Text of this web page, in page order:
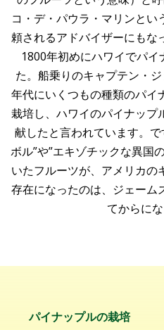
コ・デ・パウラ・マリンと
頼されるアドバイザーにもな
1800年初めにハワイでパ
た。船乗りのキャプテン・
年代にいくつもの種類のパイ
栽培し、ハワイのパイナップ
献したと言われています。
ボル”や”エキゾチックな異国
いたフルーツが、アメリカの
存在になったのは、ジェーム
てからにな
パイナップルの栽培